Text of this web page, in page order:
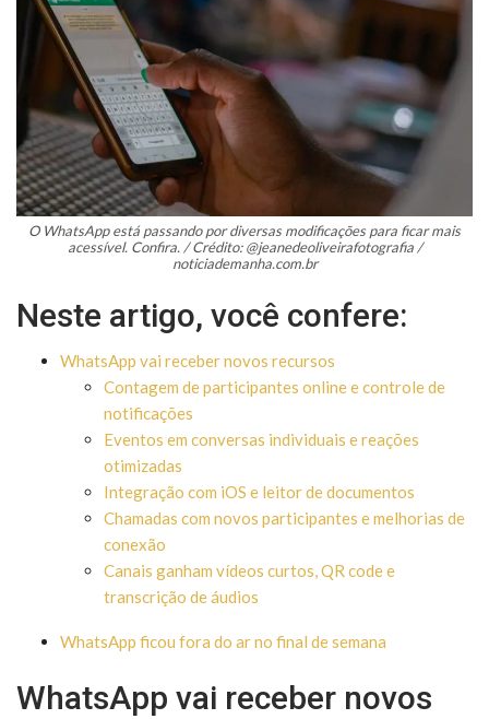
O WhatsApp está passando por diversas modificações para ficar mais
acessível. Confira. / Crédito: @jeanedeoliveirafotografia /
noticiademanha.com.br
Neste artigo, você confere:
WhatsApp vai receber novos recursos
Contagem de participantes online e controle de
notificações
Eventos em conversas individuais e reações
otimizadas
Integração com iOS e leitor de documentos
Chamadas com novos participantes e melhorias de
conexão
Canais ganham vídeos curtos, QR code e
transcrição de áudios
WhatsApp ficou fora do ar no final de semana
WhatsApp vai receber novos